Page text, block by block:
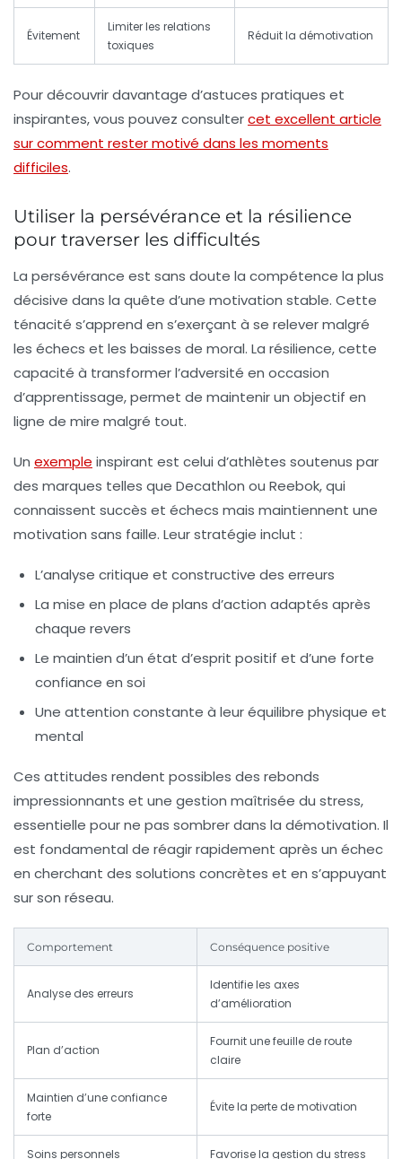
Évitement
Limiter les relations
toxiques
Réduit la démotivation
Pour découvrir davantage d’astuces pratiques et
inspirantes, vous pouvez consultercet excellent article
sur comment rester motivé dans les moments
difficiles.
Utiliser la persévérance et la résilience
pour traverser les difficultés
La persévérance est sans doute la compétence la plus
décisive dans la quête d’une motivation stable. Cette
ténacité s’apprend en s’exerçant à se relever malgré
les échecs et les baisses de moral. La résilience, cette
capacité à transformer l’adversité en occasion
d’apprentissage, permet de maintenir un objectif en
ligne de mire malgré tout.
Un exemple inspirant est celui d’athlètes soutenus par
des marques telles que Decathlon ou Reebok, qui
connaissent succès et échecs mais maintiennent une
motivation sans faille. Leur stratégie inclut :
L’analyse critique et constructive des erreurs
La mise en place de plans d’action adaptés après
chaque revers
Le maintien d’un état d’esprit positif et d’une forte
confiance en soi
Une attention constante à leur équilibre physique et
mental
Ces attitudes rendent possibles des rebonds
impressionnants et une gestion maîtrisée du stress,
essentielle pour ne pas sombrer dans la démotivation. Il
est fondamental de réagir rapidement après un échec
en cherchant des solutions concrètes et en s’appuyant
sur son réseau.
Comportement Conséquence positive
Analyse des erreurs
Identifie les axes
d’amélioration
Plan d’action
Fournit une feuille de route
claire
Maintien d’une confiance
forte
Évite la perte de motivation
Soins personnels Favorise la gestion du stress